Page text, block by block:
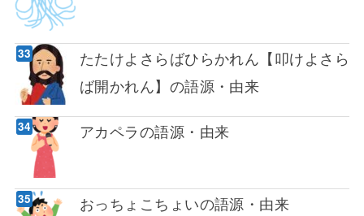
たたけよさらばひらかれん【叩けよさら
ば開かれん】の語源・由来
アカペラの語源・由来
おっちょこちょいの語源・由来